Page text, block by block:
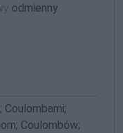
odmienny
Coulombami;
Coulombów;